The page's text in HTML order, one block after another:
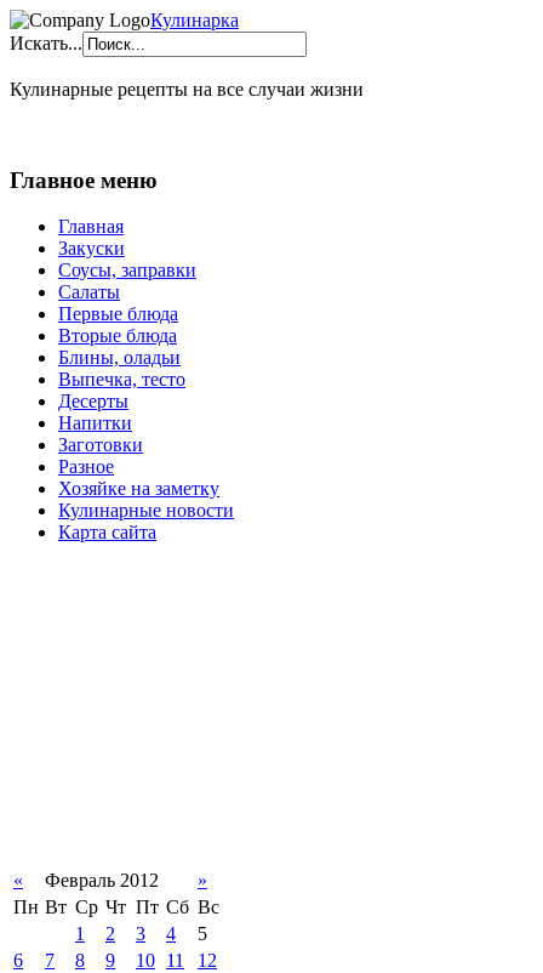
Кулинарка
Искать...
Кулинарные рецепты на все случаи жизни
Главное меню
Главная
Закуски
Соусы, заправки
Салаты
Первые блюда
Вторые блюда
Блины, оладьи
Выпечка, тесто
Десерты
Напитки
Заготовки
Разное
Хозяйке на заметку
Кулинарные новости
Карта сайта
« Февраль 2012
»
Пн Вт Ср Чт Пт Сб Вс
1
2 3 4
5
6
7 8 9 10 11
12